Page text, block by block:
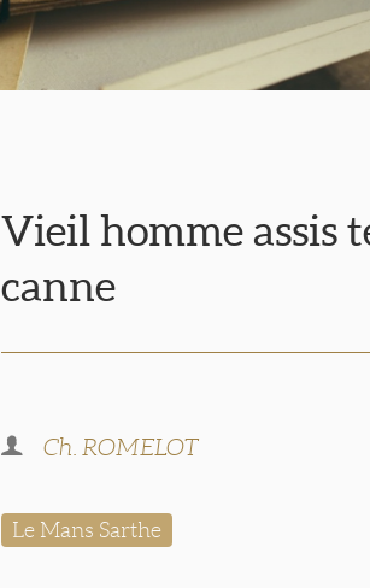
Vieil homme assis
canne
Ch. ROMELOT
Le Mans Sarthe